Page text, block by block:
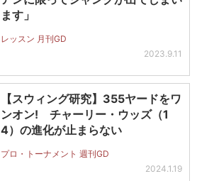
ます」
レッスン 月刊GD
2023.9.11
【スウィング研究】355ヤードをワ
ンオン! チャーリー・ウッズ（1
4）の進化が止まらない
プロ・トーナメント 週刊GD
2024.1.19